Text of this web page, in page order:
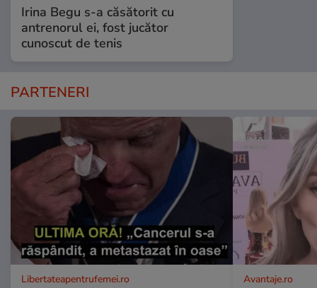
Irina Begu s-a căsătorit cu
antrenorul ei, fost jucător
cunoscut de tenis
PARTENERI
Libertateapentrufemei.ro Avantaje.ro